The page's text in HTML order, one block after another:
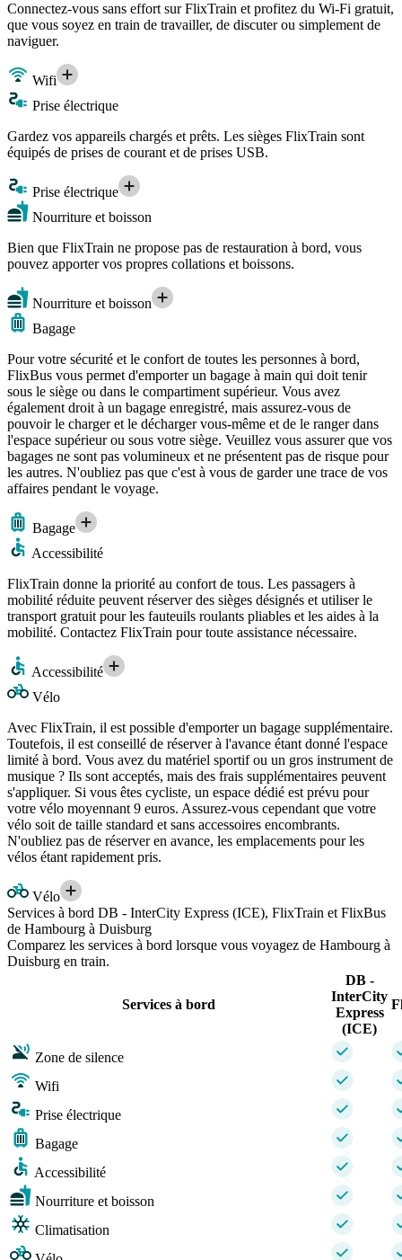
Connectez-vous sans effort sur FlixTrain et profitez du Wi-Fi gratuit,
que vous soyez en train de travailler, de discuter ou simplement de
naviguer.
Wifi
Prise électrique
Gardez vos appareils chargés et prêts. Les sièges FlixTrain sont
équipés de prises de courant et de prises USB.
Prise électrique
Nourriture et boisson
Bien que FlixTrain ne propose pas de restauration à bord, vous
pouvez apporter vos propres collations et boissons.
Nourriture et boisson
Bagage
Pour votre sécurité et le confort de toutes les personnes à bord,
FlixBus vous permet d'emporter un bagage à main qui doit tenir
sous le siège ou dans le compartiment supérieur. Vous avez
également droit à un bagage enregistré, mais assurez-vous de
pouvoir le charger et le décharger vous-même et de le ranger dans
l'espace supérieur ou sous votre siège. Veuillez vous assurer que vos
bagages ne sont pas volumineux et ne présentent pas de risque pour
les autres. N'oubliez pas que c'est à vous de garder une trace de vos
affaires pendant le voyage.
Bagage
Accessibilité
FlixTrain donne la priorité au confort de tous. Les passagers à
mobilité réduite peuvent réserver des sièges désignés et utiliser le
transport gratuit pour les fauteuils roulants pliables et les aides à la
mobilité. Contactez FlixTrain pour toute assistance nécessaire.
Accessibilité
Vélo
Avec FlixTrain, il est possible d'emporter un bagage supplémentaire.
Toutefois, il est conseillé de réserver à l'avance étant donné l'espace
limité à bord. Vous avez du matériel sportif ou un gros instrument de
musique ? Ils sont acceptés, mais des frais supplémentaires peuvent
s'appliquer. Si vous êtes cycliste, un espace dédié est prévu pour
votre vélo moyennant 9 euros. Assurez-vous cependant que votre
vélo soit de taille standard et sans accessoires encombrants.
N'oubliez pas de réserver en avance, les emplacements pour les
vélos étant rapidement pris.
Vélo
Services à bord DB - InterCity Express (ICE), FlixTrain et FlixBus
de Hambourg à Duisburg
Comparez les services à bord lorsque vous voyagez de Hambourg à
Duisburg en train.
Services à bord
DB -
InterCity
Express
(ICE)
Zone de silence
Wifi
Prise électrique
Bagage
Accessibilité
Nourriture et boisson
Climatisation